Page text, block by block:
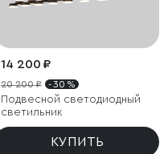
14 200 ₽
20 200 ₽ - 30 %
Подвесной светодиодный
светильник
КУПИТЬ